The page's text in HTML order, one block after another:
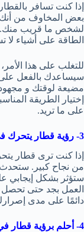
إذا كنت تسافر
بعض المخاوف من أنك
لشخص ما قريب منك. و
الطاقة على أشياء لا
للتغلب على هذا
سيساعدك بالفعل على
مضيعة لوقتك و
إختيار الطريقة
على ما تريد.
3- رؤية قطار يتحرك في الحلم
إذا كنت ترى قطار
من نجاح كبير. ستحدث
ستؤثر بشكل إيجابي
العمل بجد حتى
دائمًا على مدى
4- أحلم برؤية قطار في نفق